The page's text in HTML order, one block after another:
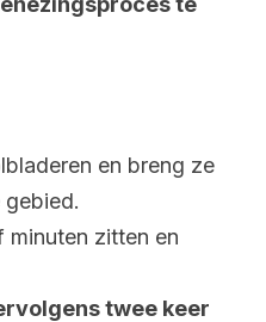
en breng ze
minuten zitten en
twee keer